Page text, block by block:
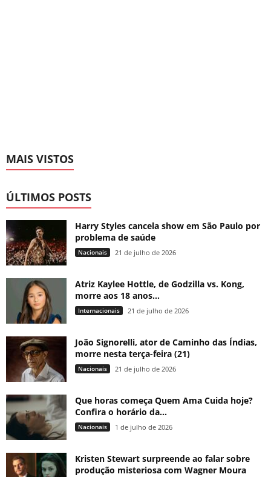
MAIS VISTOS
ÚLTIMOS POSTS
Harry Styles cancela show em São Paulo por
problema de saúde
Nacionais 21 de julho de 2026
Atriz Kaylee Hottle, de Godzilla vs. Kong,
morre aos 18 anos...
Internacionais 21 de julho de 2026
João Signorelli, ator de Caminho das Índias,
morre nesta terça-feira (21)
Nacionais 21 de julho de 2026
Que horas começa Quem Ama Cuida hoje?
Confira o horário da...
Nacionais 1 de julho de 2026
Kristen Stewart surpreende ao falar sobre
produção misteriosa com Wagner Moura